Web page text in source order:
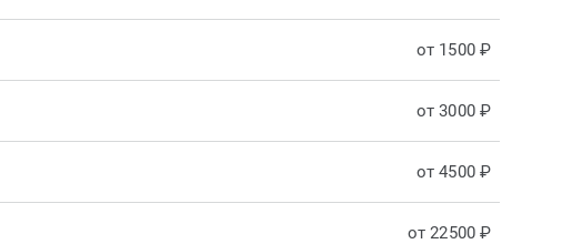
от 1500 ₽
от 3000 ₽
от 4500 ₽
от 22500 ₽